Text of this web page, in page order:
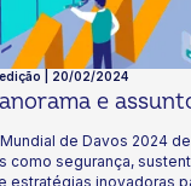
| 20/02/2024
e
de Davos 2024
como segurança,
estratégias inovadoras